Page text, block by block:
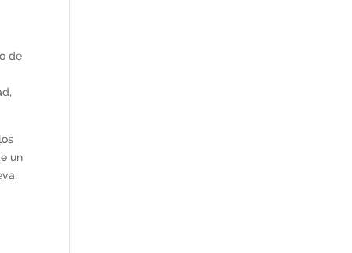
de
un